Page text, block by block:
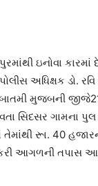
ઇનોવા
અધિક્ષક ડો.
મુજબની
સિદસર ગામના
તેમાંથી રૂા. 40
આગળની તપાસ